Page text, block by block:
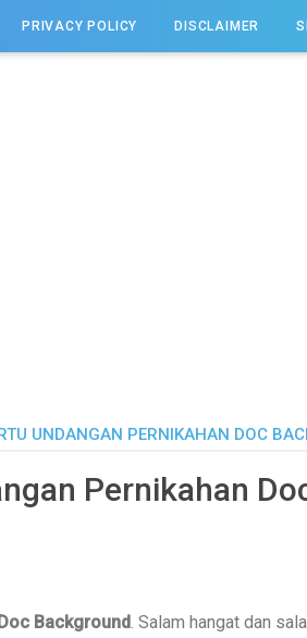
PRIVACY POLICY DISCLAIMER
UNDANGAN PERNIKAHAN DOC
Pernikahan
Background. Salam hangat dan